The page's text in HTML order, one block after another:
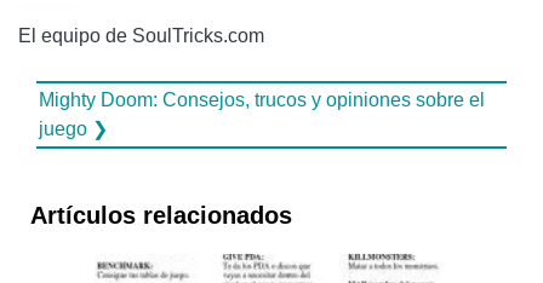
El equipo de SoulTricks.com
Mighty Doom: Consejos, trucos y opiniones sobre el
juego ❯
Artículos relacionados